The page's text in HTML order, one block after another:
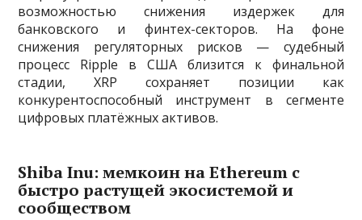
возможностью снижения издержек для
банковского и финтех-секторов. На фоне
снижения регуляторных рисков — судебный
процесс Ripple в США близится к финальной
стадии, XRP сохраняет позиции как
конкурентоспособный инструмент в сегменте
цифровых платёжных активов.
Shiba Inu: мемкоин на Ethereum с
быстро растущей экосистемой и
сообществом